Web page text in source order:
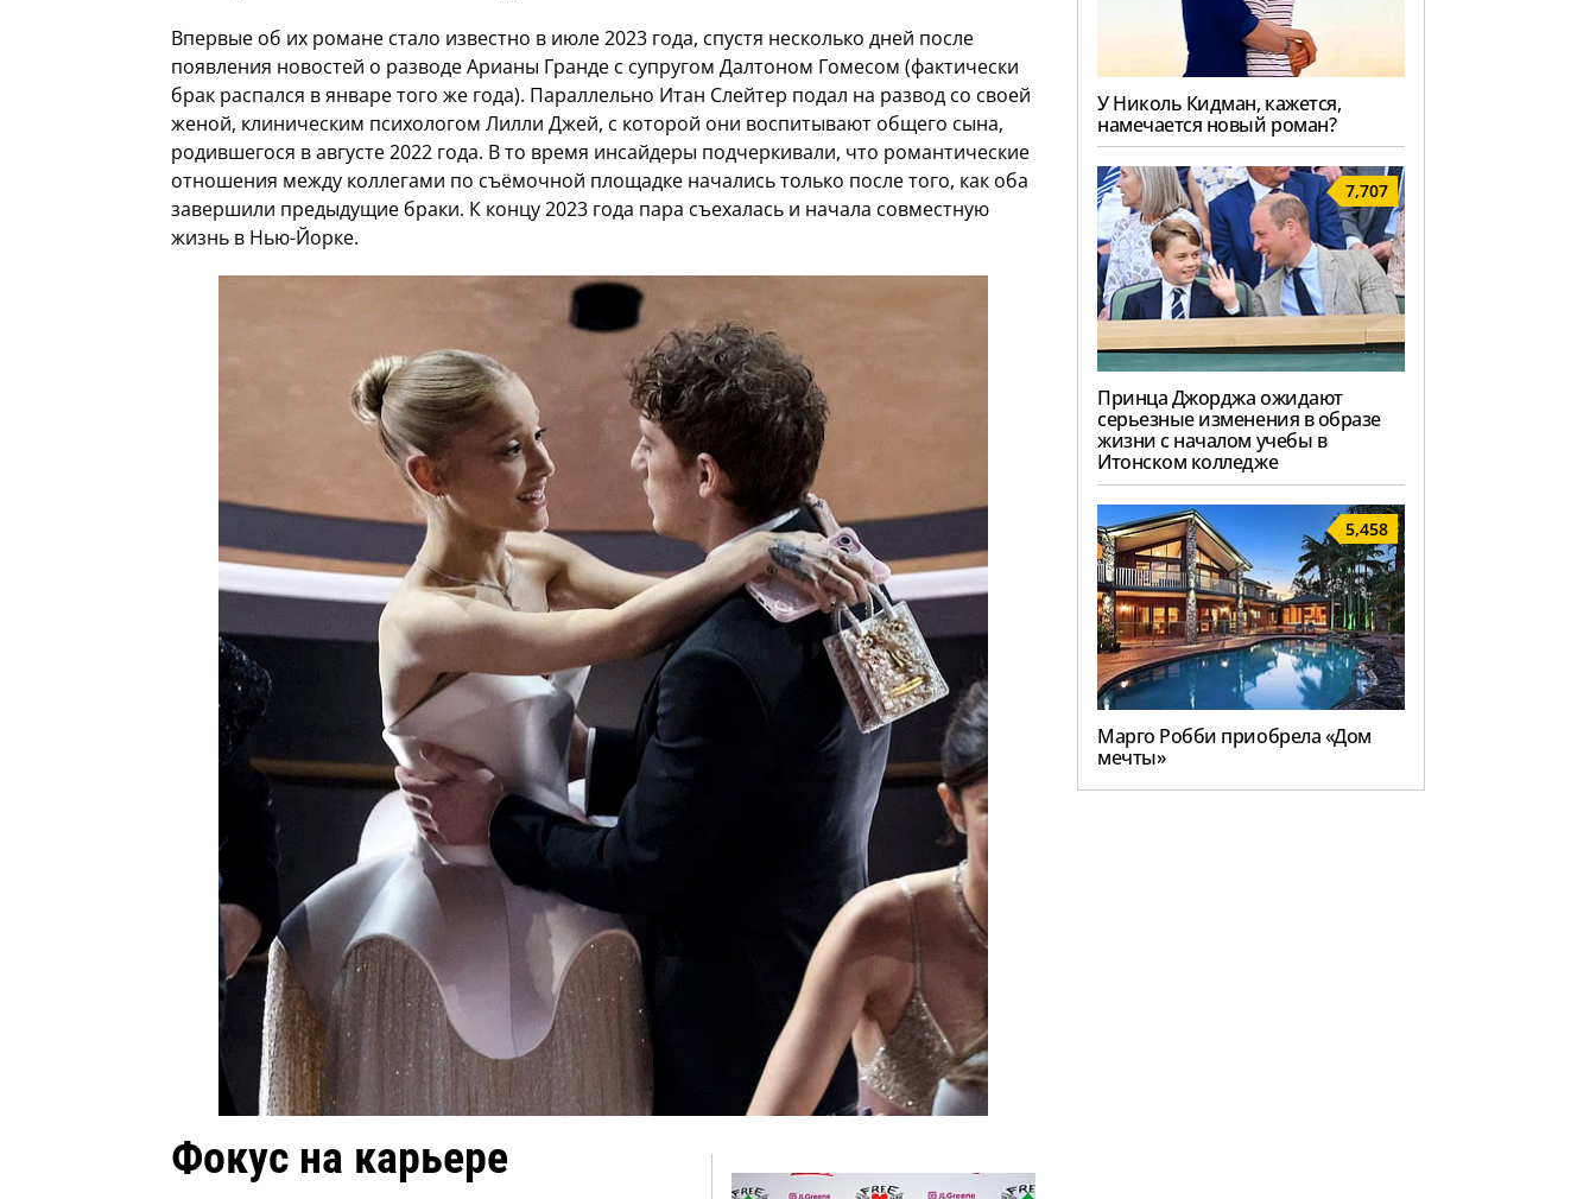
Впервые об их романе стало известно в июле 2023 года, спустя несколько дней после
появления новостей о разводе Арианы Гранде с супругом Далтоном Гомесом (фактически
брак распался в январе того же года). Параллельно Итан Слейтер подал на развод со своей
женой, клиническим психологом Лилли Джей, с которой они воспитывают общего сына,
родившегося в августе 2022 года. В то время инсайдеры подчеркивали, что романтические
отношения между коллегами по съёмочной площадке начались только после того, как оба
завершили предыдущие браки. К концу 2023 года пара съехалась и начала совместную
жизнь в Нью-Йорке.
Фокус на карьере
У Николь Кидман, кажется,
намечается новый роман?
7,707
Принца Джорджа ожидают
серьезные изменения в образе
жизни с началом учебы в
Итонском колледже
5,458
Марго Робби приобрела «Дом
мечты»